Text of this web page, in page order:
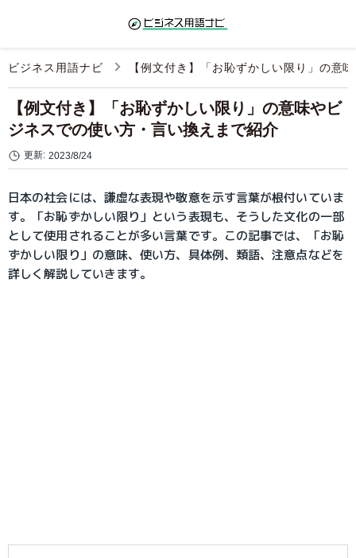
ビジネス用語ナビ 【例文付き】「お恥ずかしい限り」の意
【例文付き】「お恥ずかしい限り」の意味やビ
ジネスでの使い方・言い換えまで紹介
更新: 2023/8/24
日本の社会には、謙虚な表現や敬意を示す言葉が根付いていま
す。「お恥ずかしい限り」という表現も、そうした文化の一部
として使用されることが多い言葉です。この記事では、「お恥
ずかしい限り」の意味、使い方、具体例、類語、注意点などを
詳しく解説していきます。